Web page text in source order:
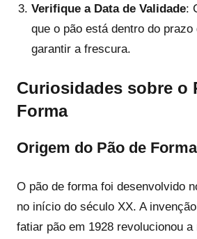
Verifique a Data de Validade:
que o pão está dentro do
garantir a frescura.
Curiosidades sobre o
Forma
Origem do Pão de Forma
O pão de forma foi desenvolvido
no início do século XX. A
fatiar pão em 1928 revolucionou